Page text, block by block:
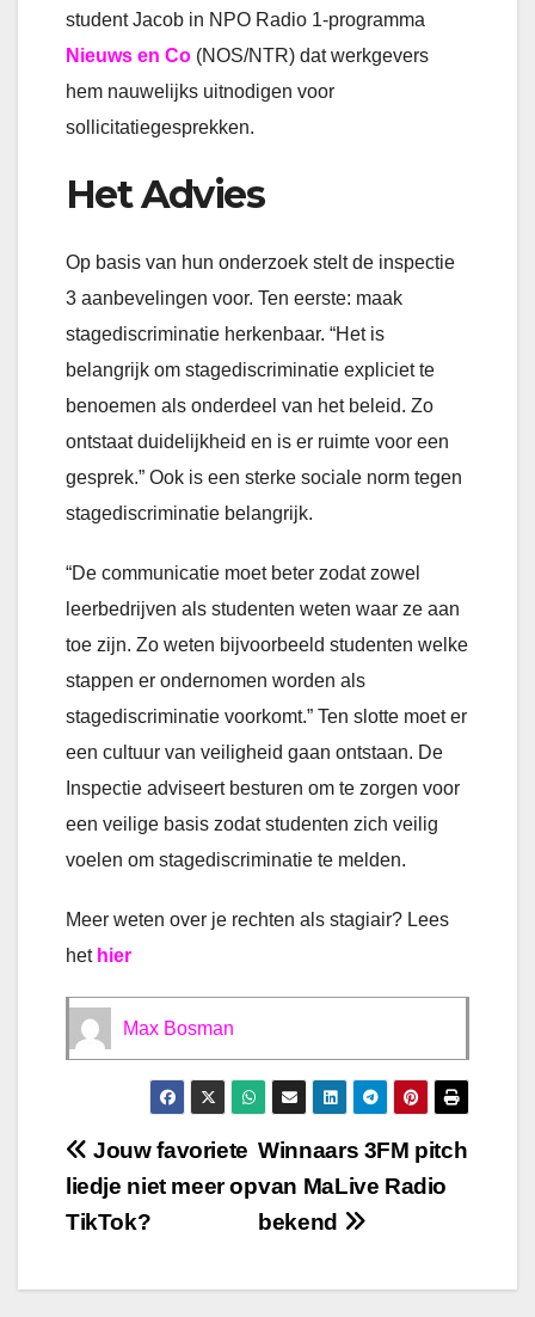
student Jacob in NPO Radio 1-programma
Nieuws en Co (NOS/NTR) dat werkgevers
hem nauwelijks uitnodigen voor
sollicitatiegesprekken.
Het Advies
Op basis van hun onderzoek stelt de inspectie
3 aanbevelingen voor. Ten eerste: maak
stagediscriminatie herkenbaar. “Het is
belangrijk om stagediscriminatie expliciet te
benoemen als onderdeel van het beleid. Zo
ontstaat duidelijkheid en is er ruimte voor een
gesprek.” Ook is een sterke sociale norm tegen
stagediscriminatie belangrijk.
“De communicatie moet beter zodat zowel
leerbedrijven als studenten weten waar ze aan
toe zijn. Zo weten bijvoorbeeld studenten welke
stappen er ondernomen worden als
stagediscriminatie voorkomt.” Ten slotte moet er
een cultuur van veiligheid gaan ontstaan. De
Inspectie adviseert besturen om te zorgen voor
een veilige basis zodat studenten zich veilig
voelen om stagediscriminatie te melden.
Meer weten over je rechten als stagiair? Lees
het hier
Max Bosman
Bericht
navigatie
Winnaars 3FM pitch
van MaLive Radio
bekend
Jouw favoriete
liedje niet meer op
TikTok?